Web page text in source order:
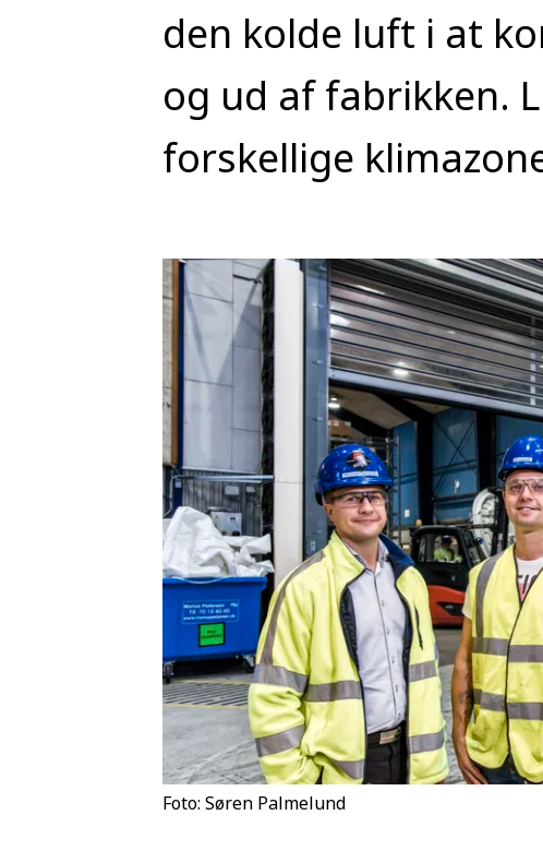
den kolde luft i at
og ud af fabrikken.
forskellige
Foto: Søren Palmelund